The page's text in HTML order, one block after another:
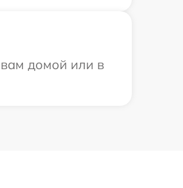
домой или в